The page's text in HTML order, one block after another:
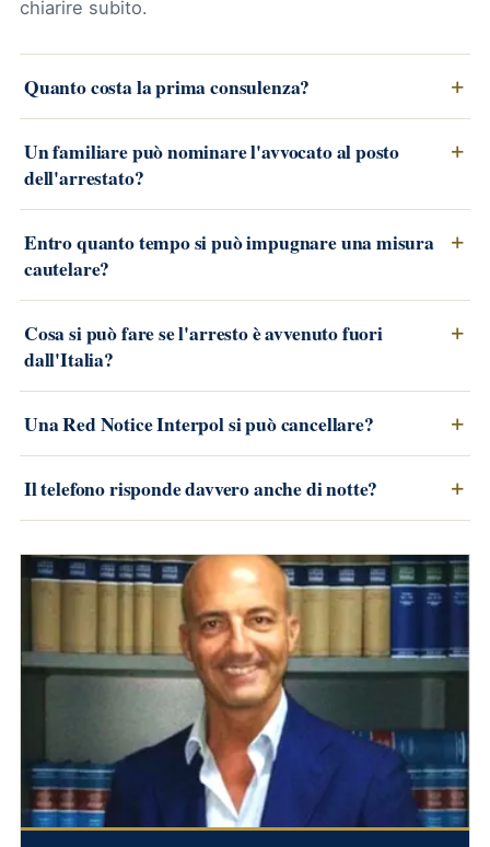
chiarire subito.
Quanto costa la prima consulenza?
Un familiare può nominare l'avvocato al posto
dell'arrestato?
Entro quanto tempo si può impugnare una misura
cautelare?
Cosa si può fare se l'arresto è avvenuto fuori
dall'Italia?
Una Red Notice Interpol si può cancellare?
Il telefono risponde davvero anche di notte?